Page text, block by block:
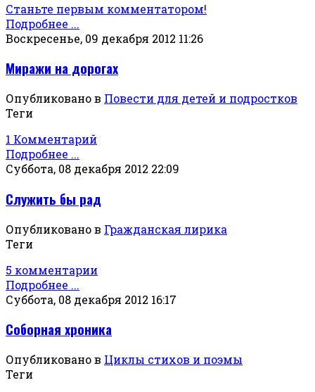
Станьте первым комментатором!
Подробнее ...
Воскресенье, 09 декабря 2012 11:26
Миражи на дорогах
Опубликовано в Повести для детей и подростков
Теги
1 Комментарий
Подробнее ...
Суббота, 08 декабря 2012 22:09
Служить бы рад
Опубликовано в Гражданская лирика
Теги
5 комментарии
Подробнее ...
Суббота, 08 декабря 2012 16:17
Соборная хроника
Опубликовано в Циклы стихов и поэмы
Теги